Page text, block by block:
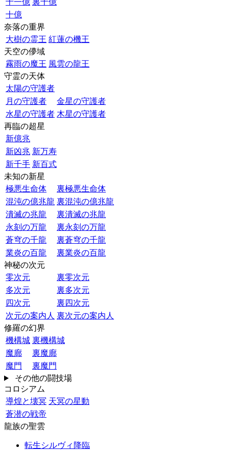
十一億 裏十億
十億
奈落の重界
大樹の霊王 紅蓮の機王
天空の儚域
霧雨の魔王 風雲の龍王
守霊の天体
太陽の守護者
月の守護者
金星の守護者
水星の守護者 木星の守護者
再臨の超星
新億兆
新凶兆 新万寿
新千手 新百式
未知の新星
極悪生命体
裏極悪生命体
混沌の億兆龍 裏混沌の億兆龍
潰滅の兆龍
裏潰滅の兆龍
永刻の万龍
裏永刻の万龍
蒼穹の千龍
裏蒼穹の千龍
業炎の百龍
裏業炎の百龍
神秘の次元
零次元
裏零次元
多次元
裏多次元
四次元
裏四次元
次元の案内人 裏次元の案内人
修羅の幻界
機構城 裏機構城
魔廊
裏魔廊
魔門
裏魔門
その他の闘技場
コロシアム
導煌と壊冥 天冥の星動
蒼潜の戦帝
龍族の聖雲
転生シルヴィ降臨